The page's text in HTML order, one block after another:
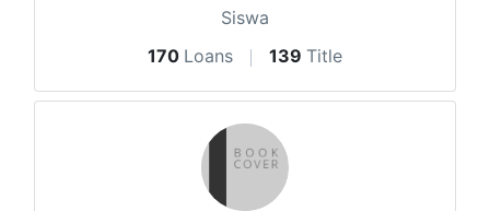
Siswa
170 Loans 139 Title